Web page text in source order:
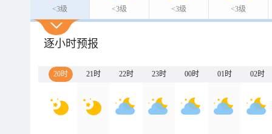
<3级 <3级 <3级 <3级
逐小时预报
20时 21时 22时 23时 00时 01时 02时